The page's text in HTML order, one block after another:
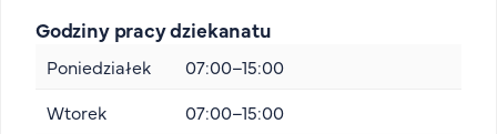
Godziny pracy dziekanatu
Poniedziałek
07:00–15:00
Wtorek
07:00–15:00